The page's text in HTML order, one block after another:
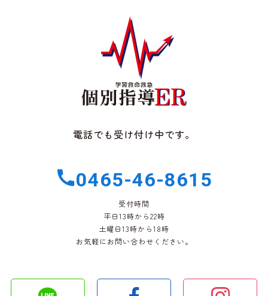
電話でも受け付け中です。
0465-46-8615
受付時間
平日13時から22時
土曜日13時から18時
お気軽にお問い合わせください。